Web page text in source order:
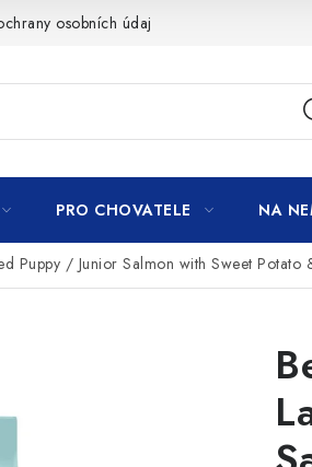
osobních údajů
PRO CHOVATELE NA
Puppy / Junior Salmon with Sweet Potato